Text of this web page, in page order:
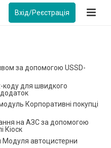
Вхід/Реєстрація
паливної колонки”
колонки: Огляд
за допомогою USSD-
коду для швидкого
Корпоративні покупці
на АЗС за допомогою
Кіоск
Модуля автоцистерни